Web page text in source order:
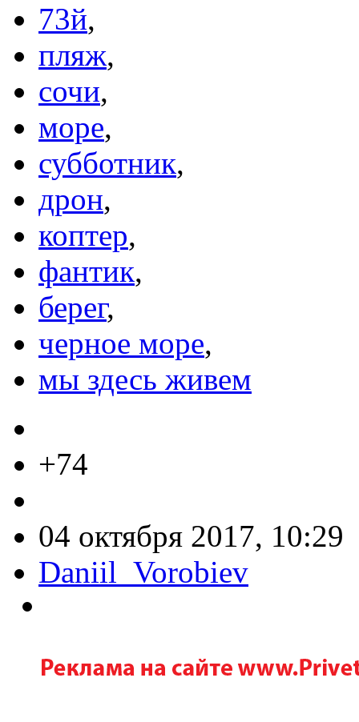
73й,
пляж,
сочи,
море,
субботник,
дрон,
коптер,
фантик,
берег,
черное море,
мы здесь живем
+74
04 октября 2017, 10:29
Daniil_Vorobiev